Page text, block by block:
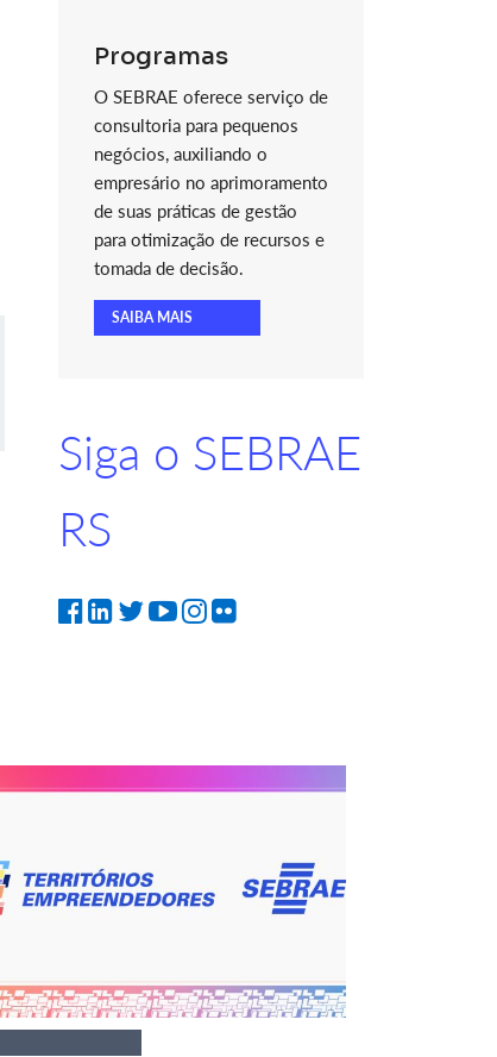
Programas
O SEBRAE oferece serviço de
consultoria para pequenos
negócios, auxiliando o
empresário no aprimoramento
de suas práticas de gestão
para otimização de recursos e
tomada de decisão.
SAIBA MAIS
Siga o SEBRAE
RS